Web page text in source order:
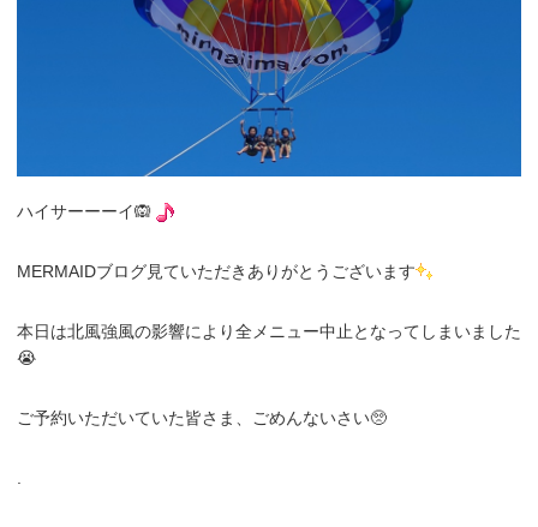
ハイサーーーイ🙉
MERMAIDブログ見ていただきありがとうございます
本日は北風強風の影響により全メニュー中止となってしまいました
😭
ご予約いただいていた皆さま、ごめんないさい🥺